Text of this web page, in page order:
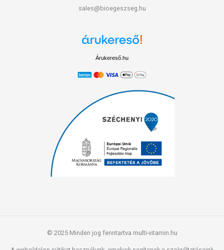
sales@bioegeszseg.hu
Árukereső.hu
© 2025 Minden jog fenntartva multi-vitamin.hu